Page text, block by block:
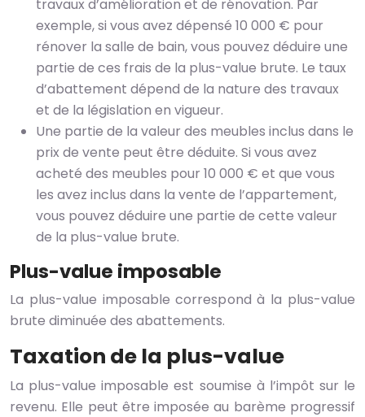
travaux d’amélioration et de rénovation. Par
exemple, si vous avez dépensé 10 000 € pour
rénover la salle de bain, vous pouvez déduire une
partie de ces frais de la plus-value brute. Le taux
d’abattement dépend de la nature des travaux
et de la législation en vigueur.
Une partie de la valeur des meubles inclus dans le
prix de vente peut être déduite. Si vous avez
acheté des meubles pour 10 000 € et que vous
les avez inclus dans la vente de l’appartement,
vous pouvez déduire une partie de cette valeur
de la plus-value brute.
Plus-value imposable
La plus-value imposable correspond à la plus-value
brute diminuée des abattements.
Taxation de la plus-value
La plus-value imposable est soumise à l’impôt sur le
revenu. Elle peut être imposée au barème progressif